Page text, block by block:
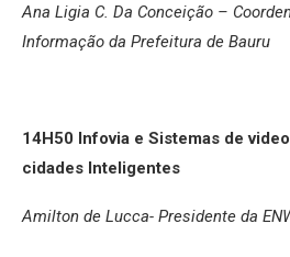
Ana Ligia C. Da Conceição – C
Informação da Prefeitura de Bauru
14H50 Infovia e Sistemas de
cidades Inteligentes
Amilton de Lucca- Presidente da